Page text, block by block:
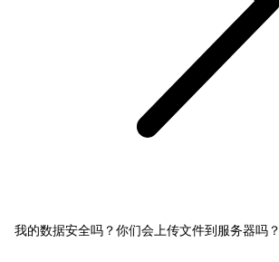
我的数据安全吗？你们会上传文件到服务器吗？